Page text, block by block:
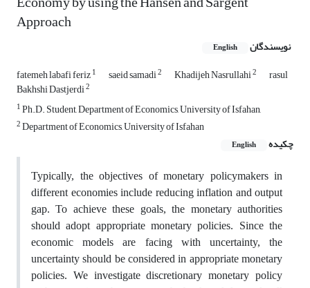
Approach
نویسندگان English
fatemeh labafi feriz1 saeid samadi2 Khadijeh Nasrullahi2 rasul
Bakhshi Dastjerdi2
1Ph.D. Student, Department of Economics, University of Isfahan,
2Department of Economics, University of Isfahan
چکیده
English
Typically, the objectives of monetary policymakers in
different economies include reducing inflation and output
gap. To achieve these goals, the monetary authorities
should adopt appropriate monetary policies. Since the
economic models are facing with uncertainty, the
uncertainty should be considered in appropriate monetary
policies. We investigate discretionary monetary policy